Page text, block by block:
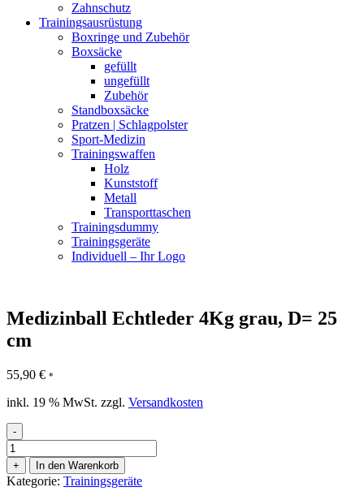
Zahnschutz
Trainingsausrüstung
Boxringe und Zubehör
Boxsäcke
gefüllt
ungefüllt
Zubehör
Standboxsäcke
Pratzen | Schlagpolster
Sport-Medizin
Trainingswaffen
Holz
Kunststoff
Metall
Transporttaschen
Trainingsdummy
Trainingsgeräte
Individuell – Ihr Logo
Medizinball Echtleder 4Kg grau, D= 25
cm
55,90 € *
inkl. 19 % MwSt. zzgl. Versandkosten
-
Medizinball
Echtleder
4Kg
grau,
+ In den Warenkorb
Kategorie: Trainingsgeräte